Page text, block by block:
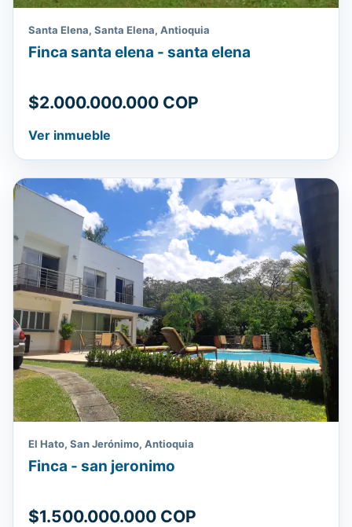
Santa Elena, Santa Elena, Antioquia
Finca santa elena - santa elena
$2.000.000.000 COP
Ver inmueble
El Hato, San Jerónimo, Antioquia
Finca - san jeronimo
$1.500.000.000 COP